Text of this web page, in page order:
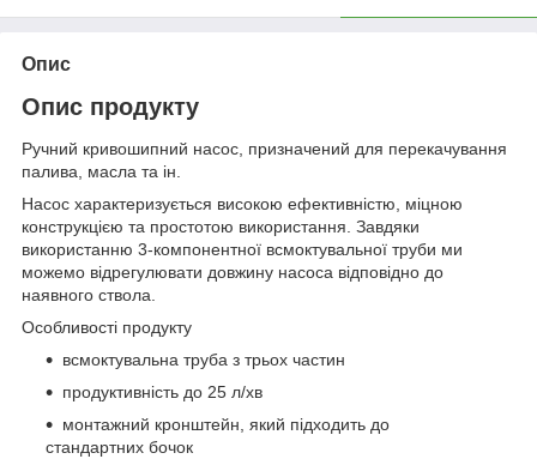
Опис
Опис продукту
Ручний кривошипний насос, призначений для перекачування
палива, масла та ін.
Насос характеризується високою ефективністю, міцною
конструкцією та простотою використання. Завдяки
використанню 3-компонентної всмоктувальної труби ми
можемо відрегулювати довжину насоса відповідно до
наявного ствола.
Особливості продукту
всмоктувальна труба з трьох частин
продуктивність до 25 л/хв
монтажний кронштейн, який підходить до
стандартних бочок